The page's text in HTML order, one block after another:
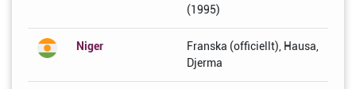
(1995)
Niger
Franska (officiellt), Hausa,
Djerma